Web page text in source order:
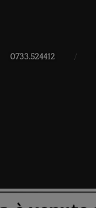
0733.524412 /